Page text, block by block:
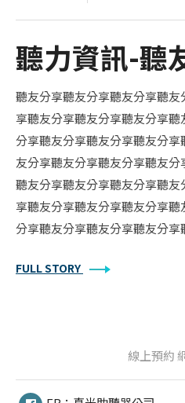
聽力資訊-聽
聽友分享聽友分享聽友分享聽
享聽友分享聽友分享聽友分享
分享聽友分享聽友分享聽友分
友分享聽友分享聽友分享聽友
聽友分享聽友分享聽友分享聽
享聽友分享聽友分享聽友分享
分享聽友分享聽友分享聽友分
FULL STORY
線上預約